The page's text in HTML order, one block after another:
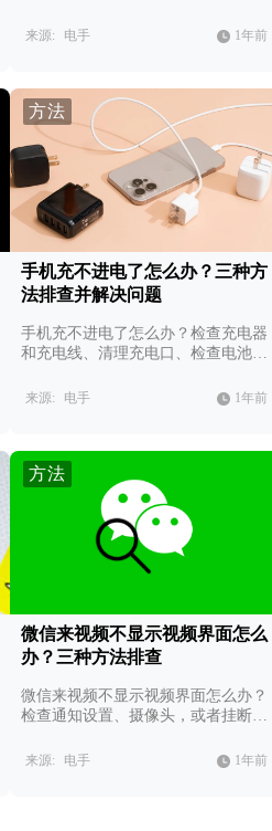
来源: 电手 1年前
方法
手机充不进电了怎么办？三种方
法排查并解决问题
手机充不进电了怎么办？检查充电器
和充电线、清理充电口、检查电池状
来源: 电手 1年前
方法
微信来视频不显示视频界面怎么
办？三种方法排查
微信来视频不显示视频界面怎么办？
检查通知设置、摄像头，或者挂断后
来源: 电手 1年前